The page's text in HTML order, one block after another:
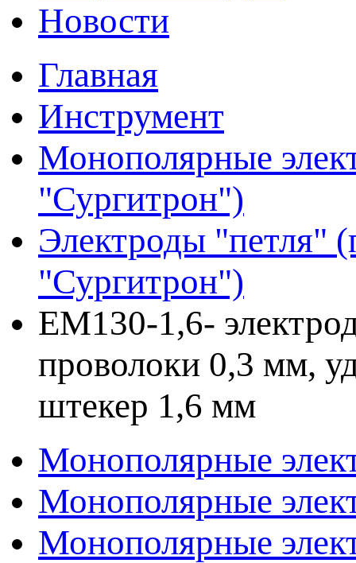
Новости
Главная
Инструмент
Монополярные
"Сургитрон")
Электроды "петля"
"Сургитрон")
EM130-1,6-
проволоки 0,3 мм,
штекер 1,6 мм
Монополярные
Монополярные
Монополярные